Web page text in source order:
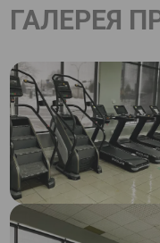
ГАЛЕРЕЯ